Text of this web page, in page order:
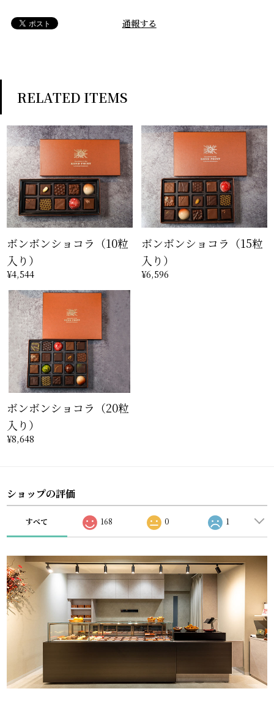
通報する
RELATED ITEMS
ボンボンショコラ（10粒
入り）
¥4,544
ボンボンショコラ（15粒
入り）
¥6,596
ボンボンショコラ（20粒
入り）
¥8,648
ショップの評価
すべて 168 0 1